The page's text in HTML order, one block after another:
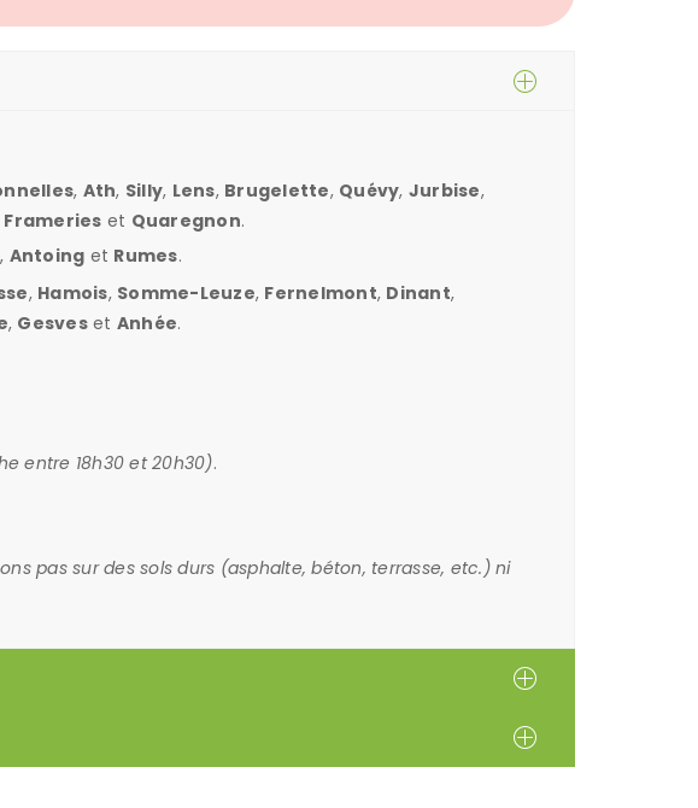
, Ath, Silly, Lens, Brugelette, Quévy, Jurbise,
Frameries et Quaregnon.
, Antoing et Rumes.
, Hamois, Somme-Leuze, Fernelmont, Dinant,
, Gesveset Anhée.
entre 18h30 et 20h30).
pas sur des sols durs (asphalte, béton, terrasse, etc.) ni